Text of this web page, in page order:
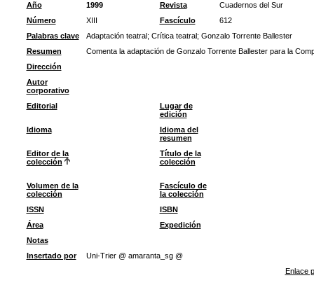
Año
1999 Revista
Cuadernos del Sur
Número
XIII Fascículo
612
Palabras clave
Adaptación teatral; Crítica teatral; Gonzalo Torrente Ballester
Resumen
Comenta la adaptación de Gonzalo Torrente Ballester para la
Dirección
Autor
corporativo
Editorial
Lugar de
edición
Idioma
Idioma del
resumen
Editor de la
colección
Título de la
colección
Volumen de la
colección
Fascículo de
la colección
ISSN
ISBN
Área
Expedición
Notas
Insertado por
Uni-Trier @ amaranta_sg @
Enlace